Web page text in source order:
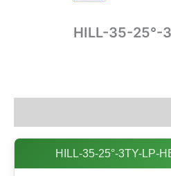
HILL-35-25°-
HILL-35-25°-3TY-LP-